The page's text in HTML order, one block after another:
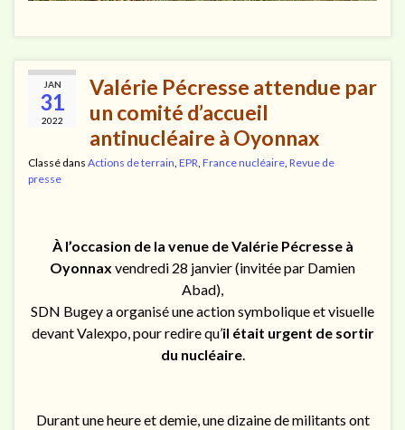
JAN
31
2022
Valérie Pécresse attendue par
un comité d’accueil
antinucléaire à Oyonnax
Classé dans Actions de terrain, EPR, France nucléaire, Revue de
presse
À l’occasion de la venue de Valérie Pécresse à
Oyonnax vendredi 28 janvier (invitée par Damien
Abad),
SDN Bugey a organisé une action symbolique et visuelle
devant Valexpo, pour redire qu’il était urgent de sortir
du nucléaire.
Durant une heure et demie, une dizaine de militants ont